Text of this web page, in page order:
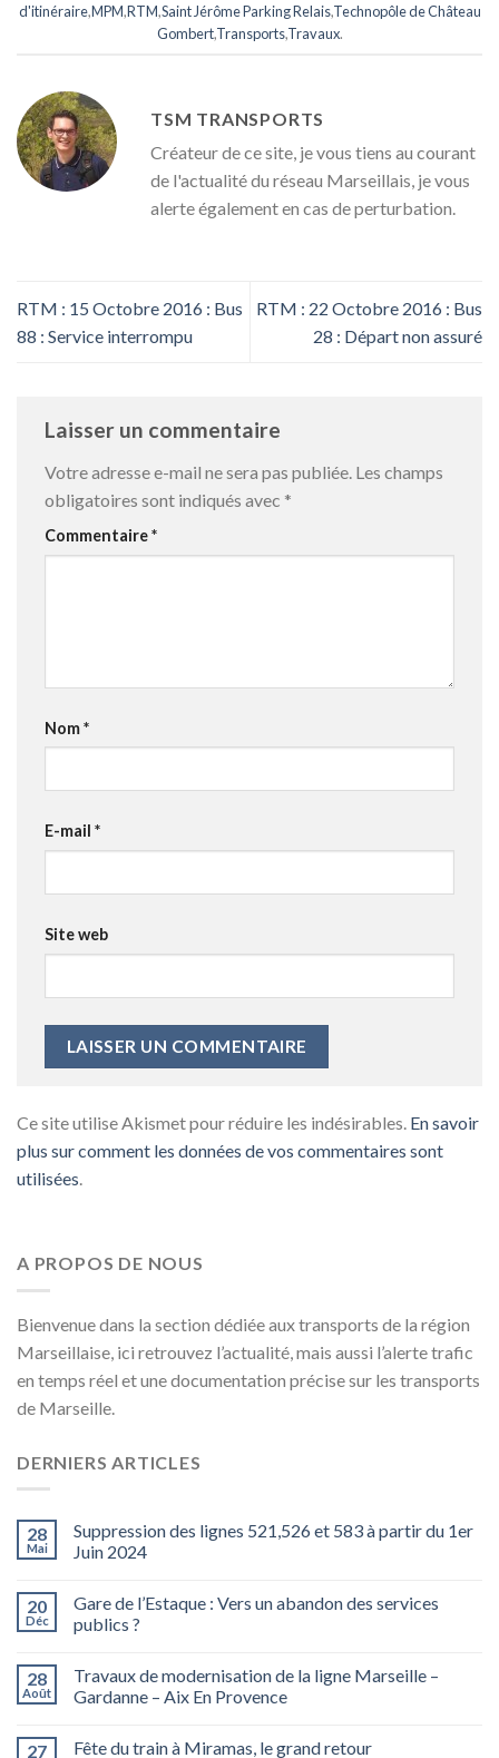
d'itinéraire,MPM,RTM,Saint Jérôme Parking Relais,Technopôle de Château
Gombert,Transports,Travaux.
TSM TRANSPORTS
Créateur de ce site, je vous tiens au courant
de l'actualité du réseau Marseillais, je vous
alerte également en cas de perturbation.
RTM : 15 Octobre 2016 : Bus
88 : Service interrompu
RTM : 22 Octobre 2016 : Bus
28 : Départ non assuré
Laisser un commentaire
Votre adresse e-mail ne sera pas publiée. Les champs
obligatoires sont indiqués avec *
Commentaire*
Nom*
E-mail *
Site web
Ce site utilise Akismet pour réduire les indésirables. En savoir
plus sur comment les données de vos commentaires sont
utilisées.
A PROPOS DE NOUS
Bienvenue dans la section dédiée aux transports de la région
Marseillaise, ici retrouvez l’actualité, mais aussi l’alerte trafic
en temps réel et une documentation précise sur les transports
de Marseille.
DERNIERS ARTICLES
28
Mai
Suppression des lignes 521,526 et 583 à partir du 1er
Juin 2024
20
Déc
Gare de l’Estaque : Vers un abandon des services
publics ?
28
Août
Travaux de modernisation de la ligne Marseille –
Gardanne – Aix En Provence
27 Fête du train à Miramas, le grand retour